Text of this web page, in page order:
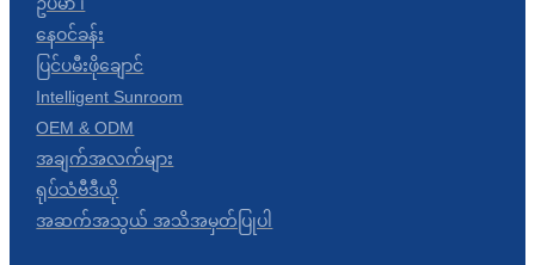
နေဝင်ခန်း
ပြင်ပမီးဖိုချောင်
Intelligent Sunroom
OEM & ODM
အချက်အလက်များ
ရုပ်သံဗီဒီယို
အဆက်အသွယ် အသိအမှတ်ပြုပါ